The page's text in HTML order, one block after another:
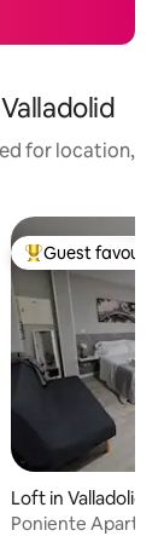
for location,
rating,
Top guest
Guest
Loft in Valladolid
Poniente